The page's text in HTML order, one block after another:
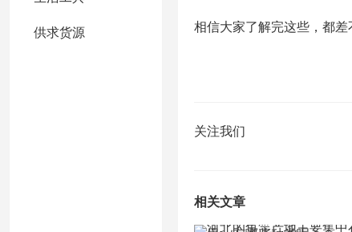
供求货源 相信大家了解完这些，都差
关注我们
相关文章